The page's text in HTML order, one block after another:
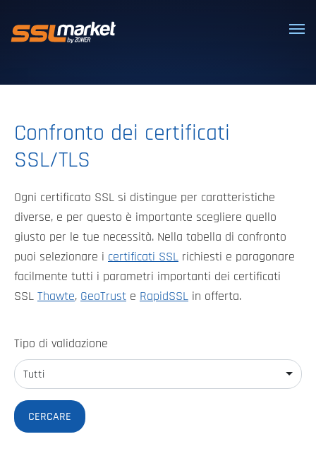
Confronto dei certificati
SSL/TLS
Ogni certificato SSL si distingue per caratteristiche
diverse, e per questo è importante scegliere quello
giusto per le tue necessità. Nella tabella di confronto
puoi selezionare i certificati SSL richiesti e paragonare
facilmente tutti i parametri importanti dei certificati
SSL Thawte, GeoTrust e RapidSSL in offerta.
Tipo di validazione
Tutti